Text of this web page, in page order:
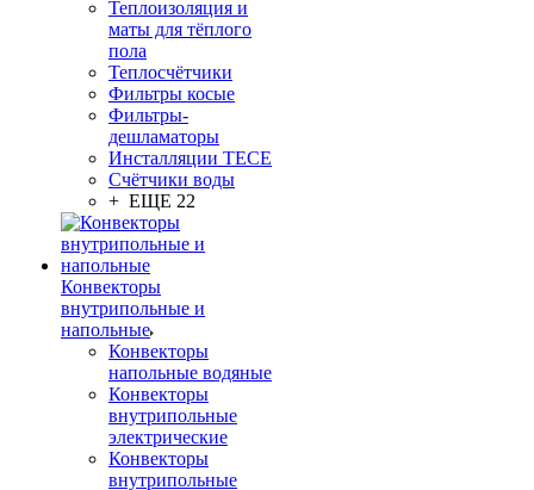
Теплоизоляция и
маты для тёплого
пола
Теплосчётчики
Фильтры косые
Фильтры-
дешламаторы
Инсталляции TECE
Счётчики воды
+ ЕЩЕ 22
Конвекторы
внутрипольные и
напольные
Конвекторы
напольные водяные
Конвекторы
внутрипольные
электрические
Конвекторы
внутрипольные